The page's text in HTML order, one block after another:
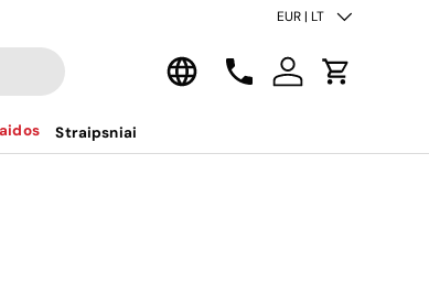
Šalis/regionas
EUR | LT
Kalba
KontaktaiPrisijungtiKrepšelis
Straipsniai